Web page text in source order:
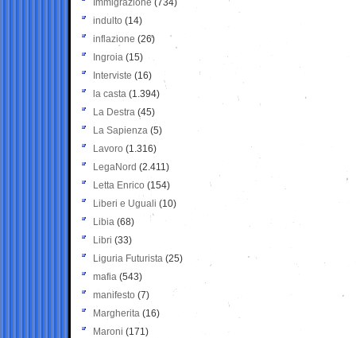
Immigrazione (734)
indulto (14)
inflazione (26)
Ingroia (15)
Interviste (16)
la casta (1.394)
La Destra (45)
La Sapienza (5)
Lavoro (1.316)
LegaNord (2.411)
Letta Enrico (154)
Liberi e Uguali (10)
Libia (68)
Libri (33)
Liguria Futurista (25)
mafia (543)
manifesto (7)
Margherita (16)
Maroni (171)